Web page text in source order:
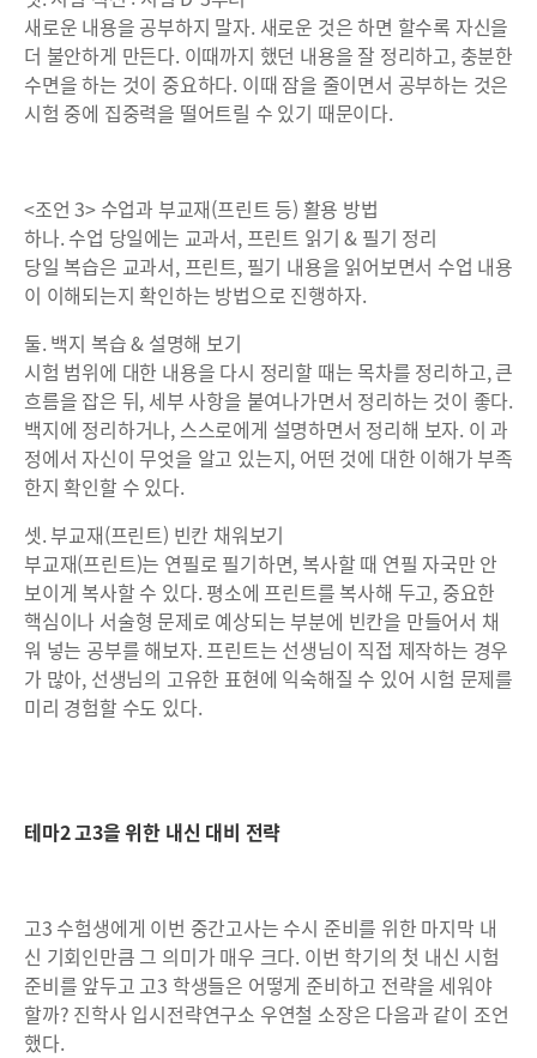
새로운 내용을 공부하지 말자. 새로운 것은 하면 할수록 자신을
더 불안하게 만든다. 이때까지 했던 내용을 잘 정리하고, 충분한
수면을 하는 것이 중요하다. 이때 잠을 줄이면서 공부하는 것은
시험 중에 집중력을 떨어트릴 수 있기 때문이다.
<조언 3> 수업과 부교재(프린트 등) 활용 방법
하나. 수업 당일에는 교과서, 프린트 읽기 & 필기 정리
당일 복습은 교과서, 프린트, 필기 내용을 읽어보면서 수업 내용
이 이해되는지 확인하는 방법으로 진행하자.
둘. 백지 복습 & 설명해 보기
시험 범위에 대한 내용을 다시 정리할 때는 목차를 정리하고, 큰
흐름을 잡은 뒤, 세부 사항을 붙여나가면서 정리하는 것이 좋다.
백지에 정리하거나, 스스로에게 설명하면서 정리해 보자. 이 과
정에서 자신이 무엇을 알고 있는지, 어떤 것에 대한 이해가 부족
한지 확인할 수 있다.
셋. 부교재(프린트) 빈칸 채워보기
부교재(프린트)는 연필로 필기하면, 복사할 때 연필 자국만 안
보이게 복사할 수 있다. 평소에 프린트를 복사해 두고, 중요한
핵심이나 서술형 문제로 예상되는 부분에 빈칸을 만들어서 채
워 넣는 공부를 해보자. 프린트는 선생님이 직접 제작하는 경우
가 많아, 선생님의 고유한 표현에 익숙해질 수 있어 시험 문제를
미리 경험할 수도 있다.
테마2 고3을 위한 내신 대비 전략
고3 수험생에게 이번 중간고사는 수시 준비를 위한 마지막 내
신 기회인만큼 그 의미가 매우 크다. 이번 학기의 첫 내신 시험
준비를 앞두고 고3 학생들은 어떻게 준비하고 전략을 세워야
할까? 진학사 입시전략연구소 우연철 소장은 다음과 같이 조언
했다.